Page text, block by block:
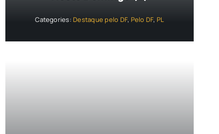
Categories: Destaque pelo DF, Pelo DF, PL